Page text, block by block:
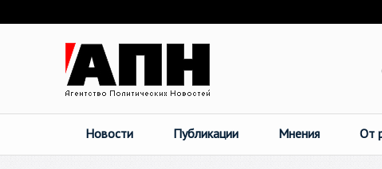
Новости Публикации Мнения От